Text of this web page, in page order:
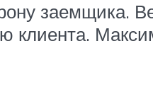
клиента.